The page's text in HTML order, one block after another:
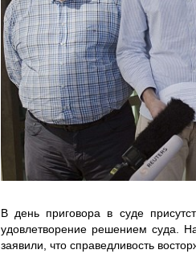
В день приговора в суде
удовлетворение решением суда.
заявили, что справедливость